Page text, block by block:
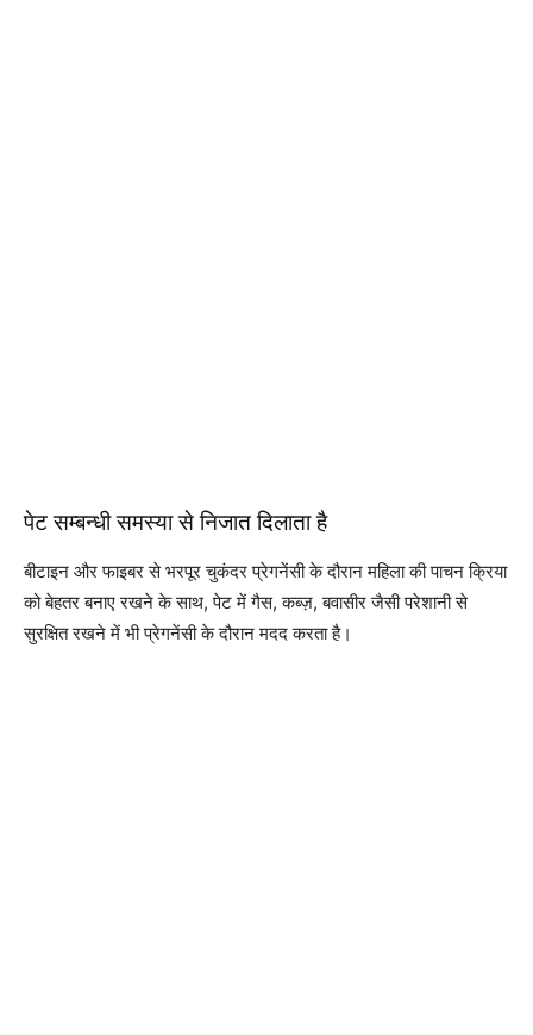
पेट सम्बन्धी समस्या से निजात दिलाता है
बीटाइन और फाइबर से भरपूर चुकंदर प्रेगनेंसी के दौरान महिला की पाचन क्रिया
को बेहतर बनाए रखने के साथ, पेट में गैस, कब्ज़, बवासीर जैसी परेशानी से
सुरक्षित रखने में भी प्रेगनेंसी के दौरान मदद करता है।